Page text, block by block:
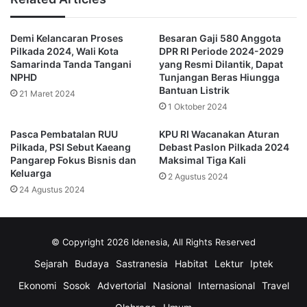
daerah-daerah yang kemudian kotak kosong dalam tanda
kutip yang menang Itu kemudian diisi penjabat (Pj) kan,”
jelas Mellaz.
Sebelumnya, Ketua KPU RI Mochammad Afifuddin
mengatakan pertimbangan KPU melakukan Pilkada ulang
adalah supaya keberlanjutan Pilkada mendatang tetap bisa
serentak dan tidak diselingi dengan pelantikan penjabat di
sela kepemimpinan lima tahun kepala daerah.
seperti pilkada kemarin yang bergelombang, kalau diisi Pj.
selama lima tahun, bergantian-bergantian terus ya,”
tambah Afif.
Demi Kelancaran Proses
Pilkada 2024, Wali Kota
Samarinda Tanda Tangani
NPHD
21 Maret 2024
Besaran Gaji 580 Anggota
DPR RI Periode 2024-2029
yang Resmi Dilantik, Dapat
Tunjangan Beras Hiungga
Bantuan Listrik
1 Oktober 2024
Pasca Pembatalan RUU
Pilkada, PSI Sebut Kaeang
Pangarep Fokus Bisnis dan
Keluarga
24 Agustus 2024
KPU RI Wacanakan Aturan
Debast Paslon Pilkada 2024
Maksimal Tiga Kali
2 Agustus 2024
© Copyright 2026 Idenesia, All Rights Reserved
Sejarah Budaya Sastranesia Habitat Lektur
Iptek
Ekonomi
Sosok Advertorial Nasional Internasional
Travel